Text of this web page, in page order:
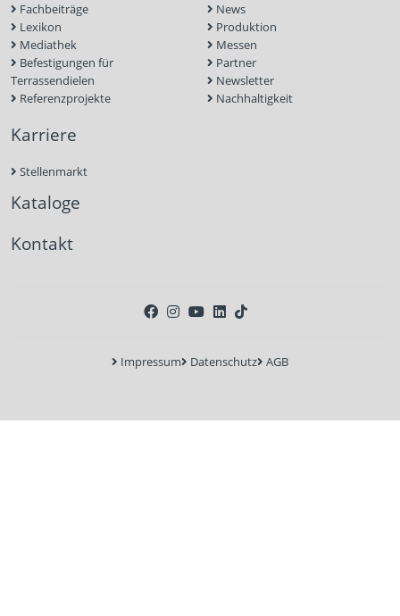
Fachbeiträge
Lexikon
Mediathek
Befestigungen für
Terrassendielen
Referenzprojekte
News
Produktion
Messen
Partner
Newsletter
Nachhaltigkeit
Karriere
Stellenmarkt
Kataloge
Kontakt
Impressum Datenschutz AGB